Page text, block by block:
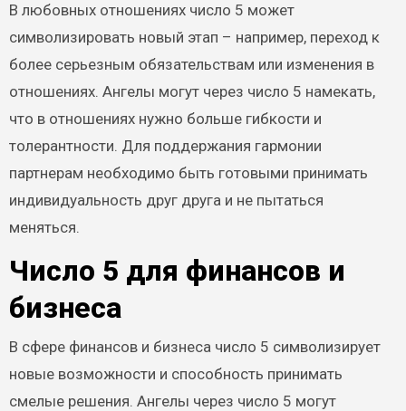
В любовных отношениях число 5 может
символизировать новый этап – например, переход к
более серьезным обязательствам или изменения в
отношениях. Ангелы могут через число 5 намекать,
что в отношениях нужно больше гибкости и
толерантности. Для поддержания гармонии
партнерам необходимо быть готовыми принимать
индивидуальность друг друга и не пытаться
меняться.
Число 5 для финансов и
бизнеса
В сфере финансов и бизнеса число 5 символизирует
новые возможности и способность принимать
смелые решения. Ангелы через число 5 могут